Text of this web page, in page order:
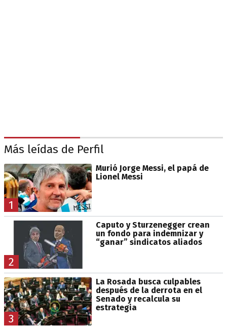
Más leídas de Perfil
1
Murió Jorge Messi, el papá de
Lionel Messi
2
Caputo y Sturzenegger crean
un fondo para indemnizar y
“ganar” sindicatos aliados
3
La Rosada busca culpables
después de la derrota en el
Senado y recalcula su
estrategia